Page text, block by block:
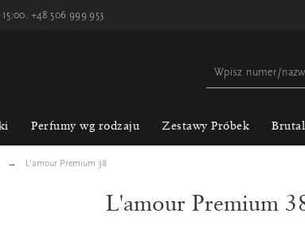
+48 506 999 953
Perfumy wg rodzaju Zestawy Próbek
L'amour Premium 38
L'amour Premium